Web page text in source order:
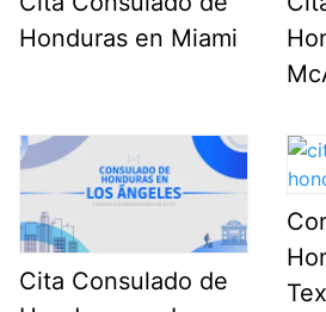
Honduras en Miami
Cita Consulado de